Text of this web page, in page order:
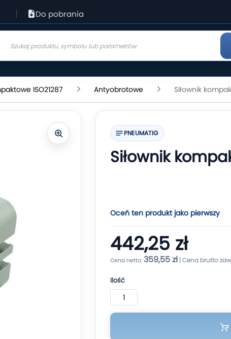
Do pobrania
ISO21287 Antyobrotowe Siłownik
PNEUMATIG
Siłownik
Oceń ten produkt jako pierwszy
442,25 zł
359,55 zł
Ilość